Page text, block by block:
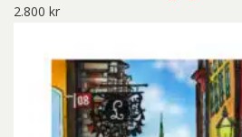
2.800 kr